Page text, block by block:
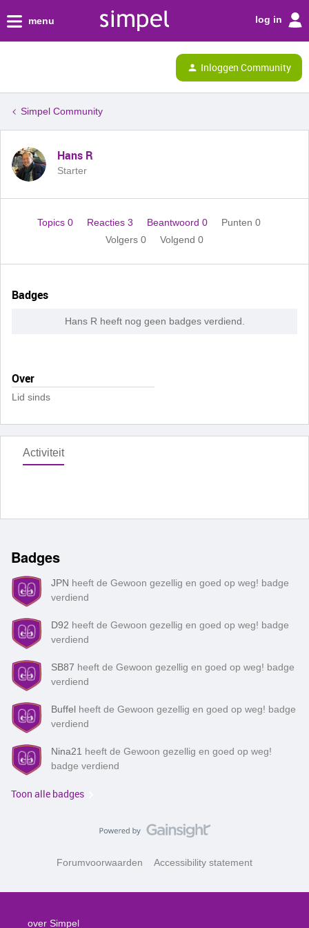
menu log in
Inloggen Community
Simpel Community
Hans R
Starter
Topics 0 Reacties 3 Beantwoord 0
Punten 0
Volgers 0 Volgend 0
Badges
Hans R heeft nog geen badges verdiend.
Over
Lid sinds
Activiteit
Badges
JPN heeft de Gewoon gezellig en goed op weg! badge
verdiend
D92 heeft de Gewoon gezellig en goed op weg! badge
verdiend
SB87 heeft de Gewoon gezellig en goed op weg! badge
verdiend
Buffel heeft de Gewoon gezellig en goed op weg! badge
verdiend
Nina21 heeft de Gewoon gezellig en goed op weg!
badge verdiend
Toon alle badges
Forumvoorwaarden Accessibility statement
over Simpel